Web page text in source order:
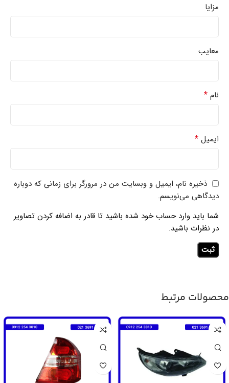
مزایا
معایب
نام *
ایمیل *
ذخیره نام، ایمیل و وبسایت من در مرورگر برای زمانی که دوباره
دیدگاهی می‌نویسم.
شما باید وارد حساب خود شده باشید تا قادر به اضافه کردن تصاویر
در نظرات باشید.
محصولات مرتبط